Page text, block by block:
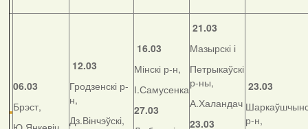
06.03
Брэст,
12.03
Гродзенскі р-
н,
Дз.Вінчэўскі,
16.03
Мінскі р-н,
І.Самусенка
27.03
21.03
Мазырскі і
Петрыкаўскі
р-ны,
А.Халандач
23.03
23.03
р-н,